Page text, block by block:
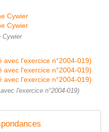
Cywier
l'exercice n°2004-019)